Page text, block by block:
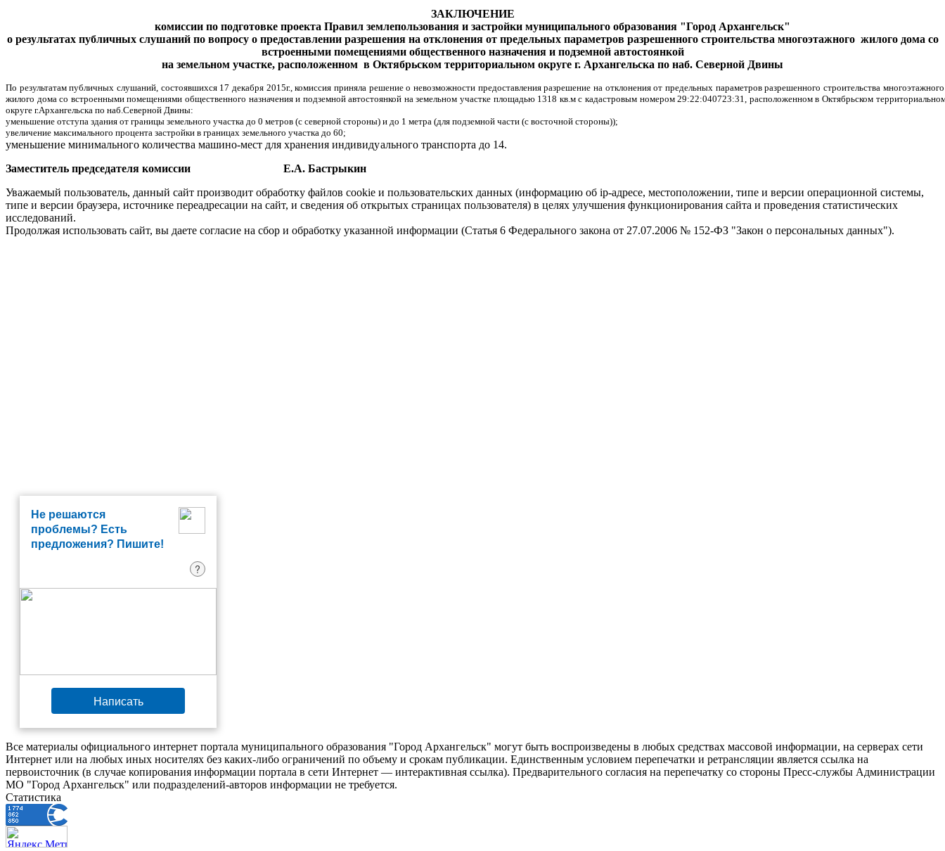
ЗАКЛЮЧЕНИЕ
комиссии по подготовке проекта Правил землепользования и застройки муниципального образования "Город Архангельск"
о результатах публичных слушаний по вопросу о предоставлении разрешения на отклонения от предельных параметров разрешенного строительства многоэтажного жилого дома со
встроенными помещениями общественного назначения и подземной автостоянкой
на земельном участке, расположенном в Октябрьском территориальном округе г. Архангельска по наб. Северной Двины
По результатам публичных слушаний, состоявшихся 17 декабря 2015г., комиссия приняла решение о невозможности предоставления разрешение на отклонения от предельных параметров разрешенного строительства
жилого дома со встроенными помещениями общественного назначения и подземной автостоянкой на земельном участке площадью 1318 кв.м с кадастровым номером 29:22:040723:31, расположенном в Октябрьском
округе г.Архангельска по наб.Северной Двины:
уменьшение отступа здания от границы земельного участка до 0 метров (с северной стороны) и до 1 метра (для подземной части (с восточной стороны));
увеличение максимального процента застройки в границах земельного участка до 60;
уменьшение минимального количества машино-мест для хранения индивидуального транспорта до 14.
Заместитель председателя комиссии Е.А. Бастрыкин
Уважаемый пользователь, данный сайт производит обработку файлов cookie и пользовательских данных (информацию об ip-адресе, местоположении, типе и версии операционной системы,
типе и версии браузера, источнике переадресации на сайт, и сведения об открытых страницах пользователя) в целях улучшения функционирования сайта и проведения статистических
исследований.
Продолжая использовать сайт, вы даете согласие на сбор и обработку указанной информации (Статья 6 Федерального закона от 27.07.2006 № 152-ФЗ "Закон о персональных данных").
Не решаются
проблемы? Есть
предложения? Пишите!
?
Написать
Все материалы официального интернет портала муниципального образования "Город Архангельск" могут быть воспроизведены в любых средствах массовой информации, на серверах сети
Интернет или на любых иных носителях без каких-либо ограничений по объему и срокам публикации. Единственным условием перепечатки и ретрансляции является ссылка на
первоисточник (в случае копирования информации портала в сети Интернет — интерактивная ссылка). Предварительного согласия на перепечатку со стороны Пресс-службы Администрации
МО "Город Архангельск" или подразделений-авторов информации не требуется.
Статистика